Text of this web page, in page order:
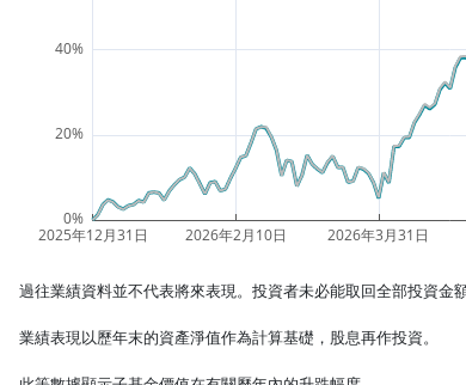
過往業績資料並不代表將來表現。投資者未必能取回全部投資金
業績表現以歷年末的資產淨值作為計算基礎，股息再作投資。